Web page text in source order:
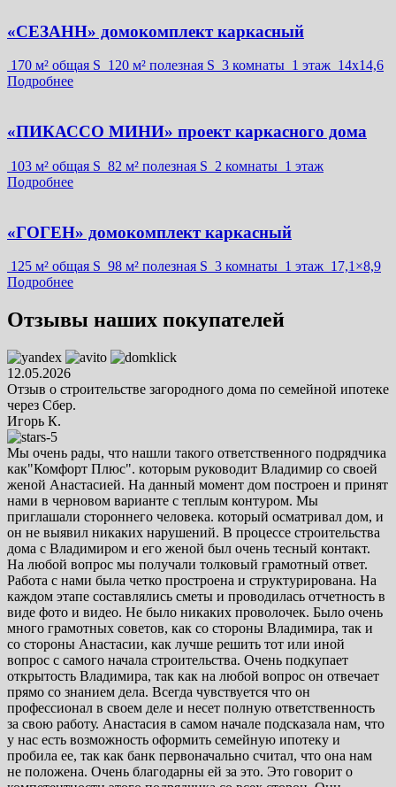
«СЕЗАНН» домокомплект каркасный
170 м² общая S 120 м² полезная S 3 комнаты 1 этаж 14х14,6
Подробнее
«ПИКАССО МИНИ» проект каркасного дома
103 м² общая S 82 м² полезная S 2 комнаты 1 этаж
Подробнее
«ГОГЕН» домокомплект каркасный
125 м² общая S 98 м² полезная S 3 комнаты 1 этаж 17,1×8,9
Подробнее
Отзывы наших покупателей
12.05.2026
Отзыв о строительстве загородного дома по семейной ипотеке
через Сбер.
Игорь К.
Мы очень рады, что нашли такого ответственного подрядчика
как"Комфорт Плюс". которым руководит Владимир со своей
женой Анастасией. На данный момент дом построен и принят
нами в черновом варианте с теплым контуром. Мы
приглашали стороннего человека. который осматривал дом, и
он не выявил никаких нарушений. В процессе строительства
дома с Владимиром и его женой был очень тесный контакт.
На любой вопрос мы получали толковый грамотный ответ.
Работа с нами была четко простроена и структурирована. На
каждом этапе составлялись сметы и проводилась отчетность в
виде фото и видео. Не было никаких проволочек. Было очень
много грамотных советов, как со стороны Владимира, так и
со стороны Анастасии, как лучше решить тот или иной
вопрос с самого начала строительства. Очень подкупает
открытость Владимира, так как на любой вопрос он отвечает
прямо со знанием дела. Всегда чувствуется что он
профессионал в своем деле и несет полную ответственность
за свою работу. Анастасия в самом начале подсказала нам, что
у нас есть возможность оформить семейную ипотеку и
пробила ее, так как банк первоначально считал, что она нам
не положена. Очень благодарны ей за это. Это говорит о